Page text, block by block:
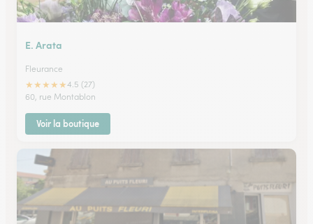
E. Arata
Fleurance
★★★★★4.5 (27)
60, rue Montablon
Voir la boutique